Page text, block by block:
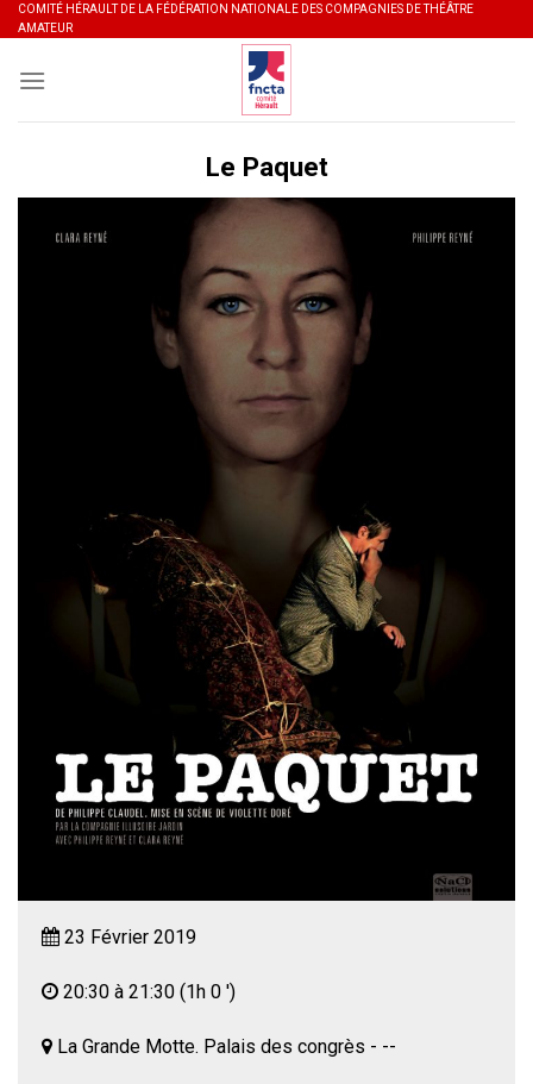
Skip
to
content
COMITÉ HÉRAULT DE LA FÉDÉRATION NATIONALE DES COMPAGNIES DE THÉÂTRE
AMATEUR
Le Paquet
23 Février 2019
20:30 à 21:30 (1h 0 ')
La Grande Motte. Palais des congrès - --